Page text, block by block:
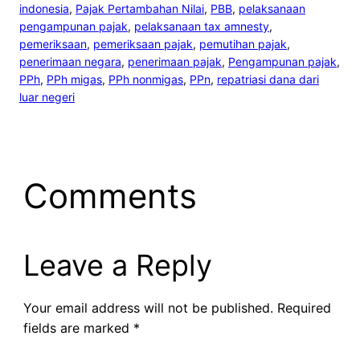
indonesia, Pajak Pertambahan Nilai, PBB, pelaksanaan
pengampunan pajak, pelaksanaan tax amnesty
pemeriksaan, pemeriksaan pajak, pemutihan pajak
penerimaan negara, penerimaan pajak, Pengampunan pajak
PPh, PPh migas, PPh nonmigas, PPn, repatriasi dana dari
luar negeri
Comments
Leave a Reply
Your email address will not be published. Required
fields are marked *